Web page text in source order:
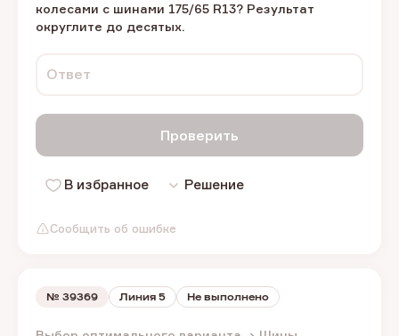
Сообщить об ошибке
колесами с шинами 175/65 R13? Результат
округлите до десятых.
Ответ
Проверить
В избранное Решение
№ 39369 Линия 5 Не выполнено